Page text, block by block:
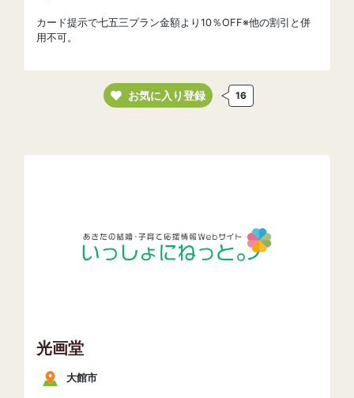
カード提示で七五三プラン金額より10％OFF※他の割引と併
用不可。
お気に入り登録 16
光画堂
大館市